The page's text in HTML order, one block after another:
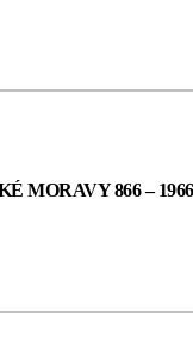
MORAVY 866 – 1966